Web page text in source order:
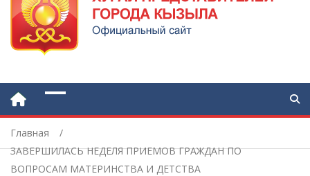
Главная
ЗАВЕРШИЛАСЬ НЕДЕЛЯ ПРИЕМОВ ГРАЖДАН ПО
ВОПРОСАМ МАТЕРИНСТВА И ДЕТСТВА